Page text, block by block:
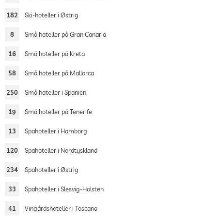
182 Ski-hoteller i Østrig
8 Små hoteller på Gran Canaria
16 Små hoteller på Kreta
58 Små hoteller på Mallorca
250 Små hoteller i Spanien
19 Små hoteller på Tenerife
13 Spahoteller i Hamborg
120 Spahoteller i Nordtyskland
234 Spahoteller i Østrig
33 Spahoteller i Slesvig-Holsten
41 Vingårdshoteller i Toscana